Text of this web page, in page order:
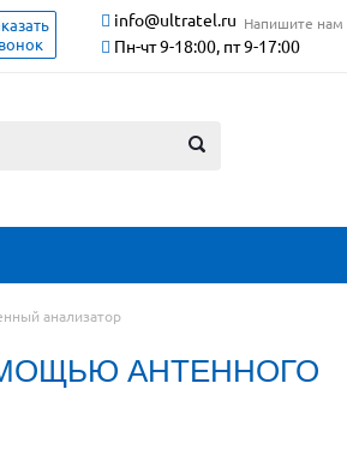
info@ultratel.ru Напишите нам
Пн-чт 9-18:00, пт 9-17:00
анализатор
АНТЕННОГО